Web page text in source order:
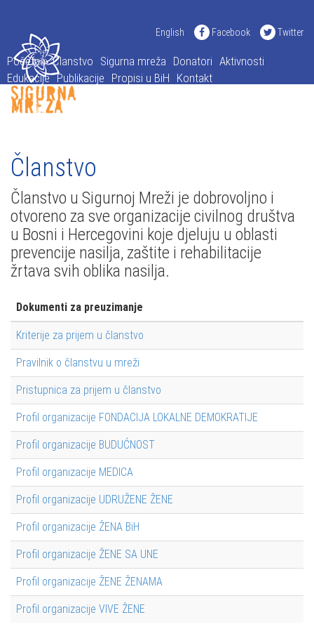
English Facebook Twitter
Početna Članstvo Sigurna mreža Donatori Aktivnosti
Edukacije Publikacije Propisi u BiH Kontakt
Članstvo
Članstvo u Sigurnoj Mreži je dobrovoljno i
otvoreno za sve organizacije civilnog društva
u Bosni i Hercegovini koje djeluju u oblasti
prevencije nasilja, zaštite i rehabilitacije
žrtava svih oblika nasilja.
Dokumenti za preuzimanje
Kriterije za prijem u članstvo
Pravilnik o članstvu u mreži
Pristupnica za prijem u članstvo
Profil organizacije FONDACIJA LOKALNE DEMOKRATIJE
Profil organizacije BUDUĆNOST
Profil organizacije MEDICA
Profil organizacije UDRUŽENE ŽENE
Profil organizacije ŽENA BiH
Profil organizacije ŽENE SA UNE
Profil organizacije ŽENE ŽENAMA
Profil organizacije VIVE ŽENE